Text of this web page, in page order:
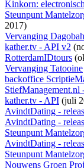
Kinkorn:
Steunpunt
2017)
Vervanging Dagobah
kather.tv - API v2
RotterdamIDtours
Vervanging Tatooine
backoffice
StiefManagement.nl
kather.tv - API (juli
AvindtDating -
AvindtDating -
Steunpunt
AvindtDating -
Steunpunt
Nouwens Groen